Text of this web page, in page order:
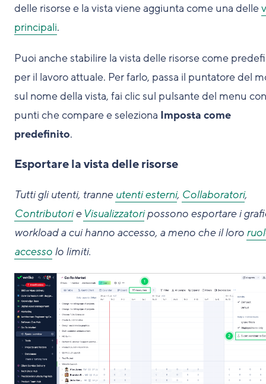
delle risorse e la vista viene aggiunta come una delle
principali.
Puoi anche stabilire la vista delle risorse come
per il lavoro attuale. Per farlo, passa il puntatore del
sul nome della vista, fai clic sul pulsante del menu
punti che compare e seleziona Imposta come
predefinito.
Esportare la vista delle risorse
Tutti gli utenti, tranne utenti esterni, Collaboratori,
Contributorie Visualizzatoripossono esportare i
workload a cui hanno accesso, a meno che il loro
accesso lo limiti.